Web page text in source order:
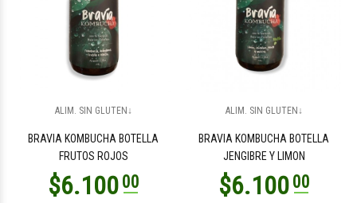
ALIM. SIN GLUTEN↓
BRAVIA KOMBUCHA BOTELLA
FRUTOS ROJOS
ALIM. SIN GLUTEN↓
BRAVIA KOMBUCHA BOTELLA
JENGIBRE Y LIMON